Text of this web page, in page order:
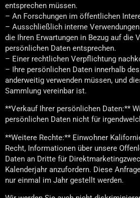
entsprechen müssen.
– An Forschungen im öffentlichen
– Ausschließlich interne
die Ihren Erwartungen in Bezug auf die
persönlichen Daten entsprechen.
– Einer rechtlichen Verpflichtung
– Ihre persönlichen Daten innerhalb
anderweitig verwenden müssen, und
Sammlung vereinbar ist.
**Verkauf Ihrer persönlichen Daten:**
persönlichen Daten nicht für
**Weitere Rechte:** Einwohner
Recht, Informationen über unsere
Daten an Dritte für
Kalenderjahr anzufordern. Diese
nur einmal im Jahr gestellt werden.